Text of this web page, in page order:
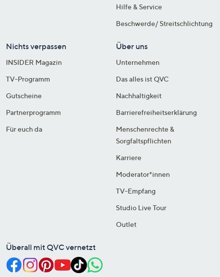
Hilfe & Service
Beschwerde/ Streitschlichtung
Nichts verpassen
INSIDER Magazin
TV-Programm
Gutscheine
Partnerprogramm
Für euch da
Über uns
Unternehmen
Das alles ist QVC
Nachhaltigkeit
Barrierefreiheitserklärung
Menschenrechte &
Sorgfaltspflichten
Karriere
Moderator*innen
TV-Empfang
Studio Live Tour
Outlet
Überall mit QVC vernetzt